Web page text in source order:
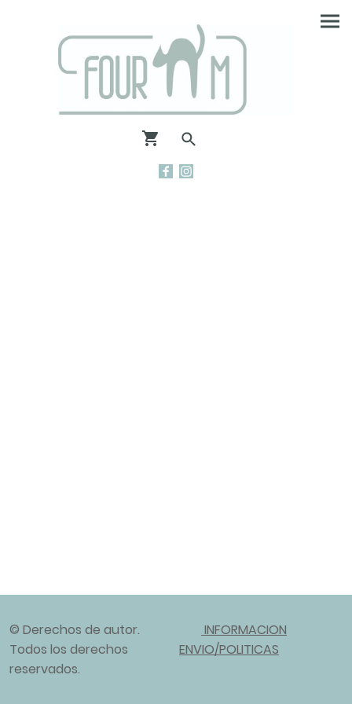
© Derechos de autor.
Todos los derechos
reservados.
INFORMACION
ENVIO/POLITICAS